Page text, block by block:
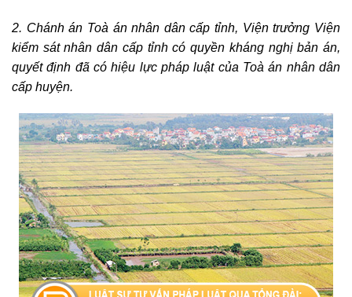
2. Chánh án Toà án nhân dân cấp tỉnh, Viện trưởng Viện
kiểm sát nhân dân cấp tỉnh có quyền kháng nghị bản án,
quyết định đã có hiệu lực pháp luật của Toà án nhân dân
cấp huyện.